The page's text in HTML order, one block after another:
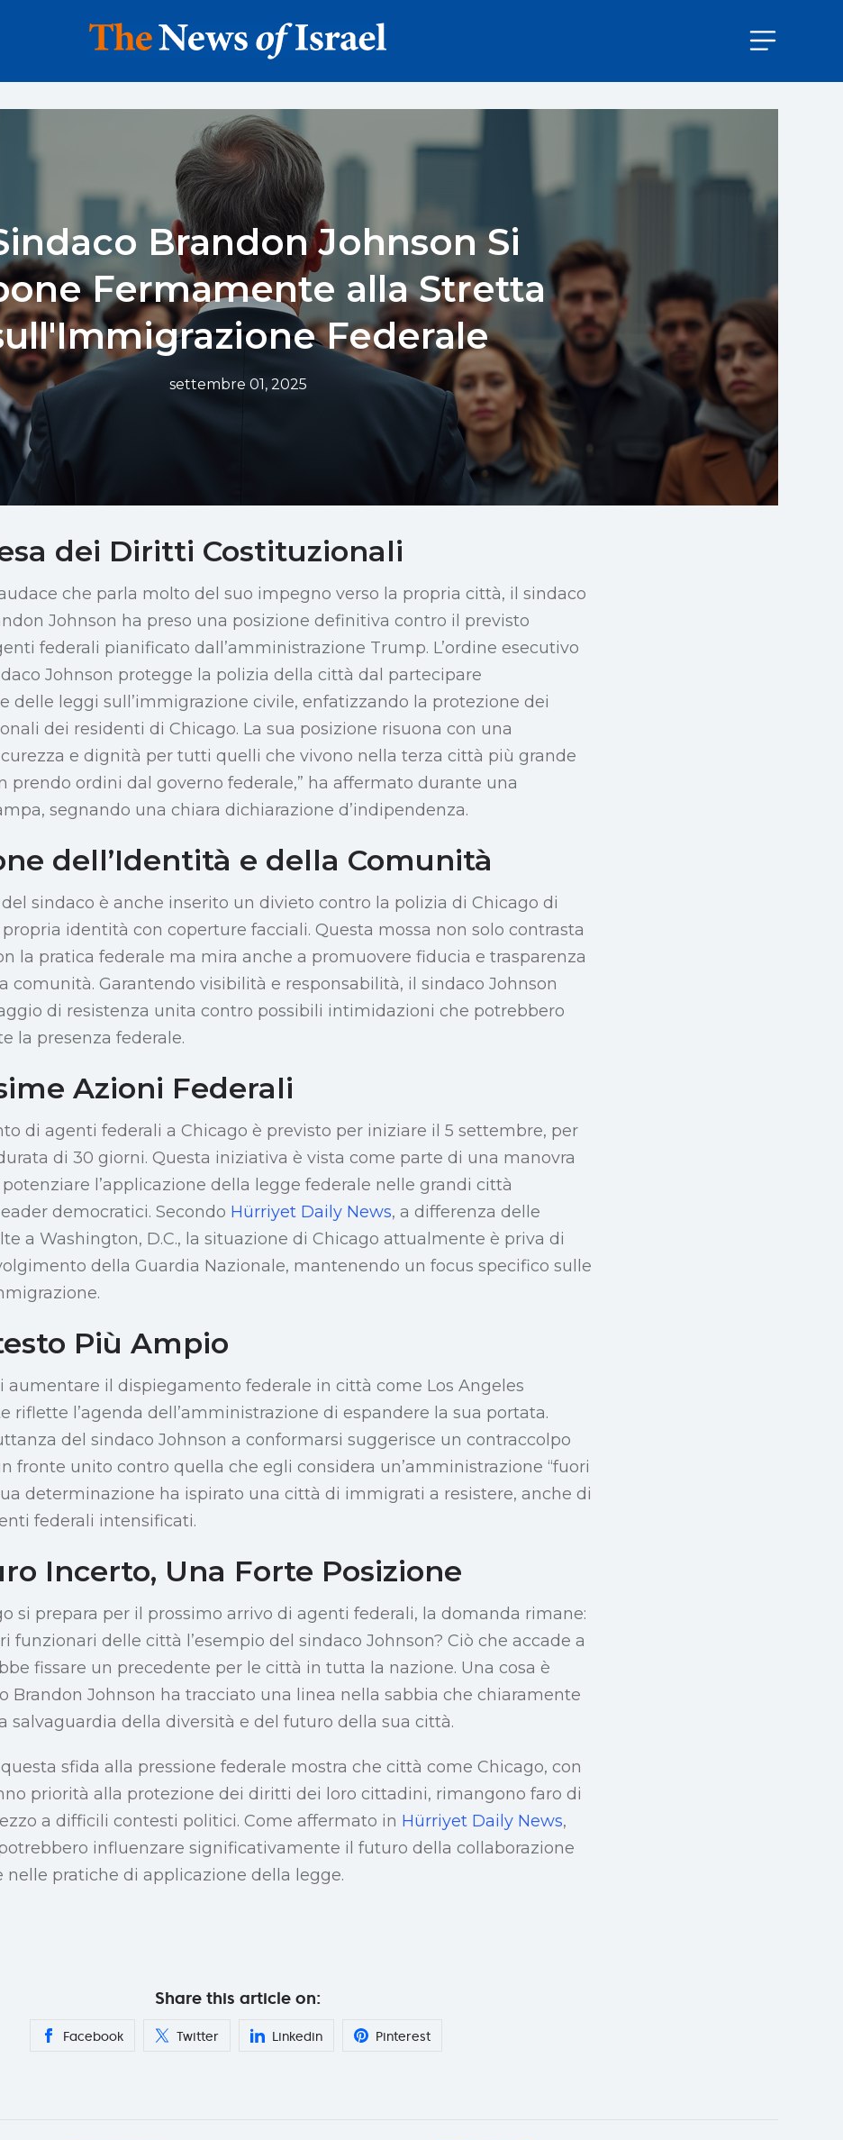
Brandon Johnson Si
Fermamente alla Stretta
Federale
settembre 01, 2025
dei Diritti Costituzionali
che parla molto del suo impegno verso la propria città, il sindaco
Johnson ha preso una posizione definitiva contro il previsto
federali pianificato dall’amministrazione Trump. L’ordine esecutivo
Johnson protegge la polizia della città dal partecipare
delle leggi sull’immigrazione civile, enfatizzando la protezione dei
dei residenti di Chicago. La sua posizione risuona con una
e dignità per tutti quelli che vivono nella terza città più grande
prendo ordini dal governo federale,” ha affermato durante una
segnando una chiara dichiarazione d’indipendenza.
dell’Identità e della Comunità
sindaco è anche inserito un divieto contro la polizia di Chicago di
identità con coperture facciali. Questa mossa non solo contrasta
la pratica federale ma mira anche a promuovere fiducia e trasparenza
comunità. Garantendo visibilità e responsabilità, il sindaco Johnson
di resistenza unita contro possibili intimidazioni che potrebbero
la presenza federale.
Azioni Federali
di agenti federali a Chicago è previsto per iniziare il 5 settembre, per
di 30 giorni. Questa iniziativa è vista come parte di una manovra
l’applicazione della legge federale nelle grandi città
democratici. Secondo Hürriyet Daily News, a differenza delle
a Washington, D.C., la situazione di Chicago attualmente è priva di
della Guardia Nazionale, mantenendo un focus specifico sulle
Più Ampio
aumentare il dispiegamento federale in città come Los Angeles
riflette l’agenda dell’amministrazione di espandere la sua portata.
del sindaco Johnson a conformarsi suggerisce un contraccolpo
fronte unito contro quella che egli considera un’amministrazione “fuori
determinazione ha ispirato una città di immigrati a resistere, anche di
federali intensificati.
Incerto, Una Forte Posizione
si prepara per il prossimo arrivo di agenti federali, la domanda rimane:
funzionari delle città l’esempio del sindaco Johnson? Ciò che accade a
fissare un precedente per le città in tutta la nazione. Una cosa è
Brandon Johnson ha tracciato una linea nella sabbia che chiaramente
salvaguardia della diversità e del futuro della sua città.
sfida alla pressione federale mostra che città come Chicago, con
priorità alla protezione dei diritti dei loro cittadini, rimangono faro di
a difficili contesti politici. Come affermato in Hürriyet Daily News,
influenzare significativamente il futuro della collaborazione
nelle pratiche di applicazione della legge.
Share this article on:
Facebook Twitter Linkedin Pinterest